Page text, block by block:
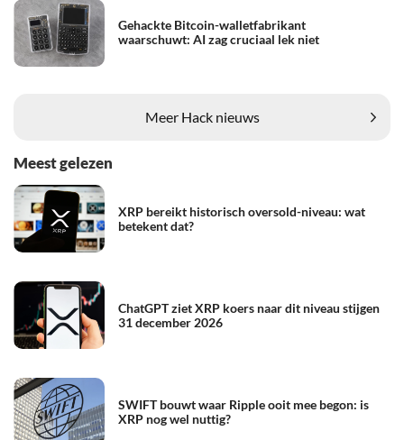
Gehackte Bitcoin-walletfabrikant
waarschuwt: AI zag cruciaal lek niet
Meer Hack nieuws
Meest gelezen
XRP bereikt historisch oversold-niveau: wat
betekent dat?
ChatGPT ziet XRP koers naar dit niveau stijgen
31 december 2026
SWIFT bouwt waar Ripple ooit mee begon: is
XRP nog wel nuttig?